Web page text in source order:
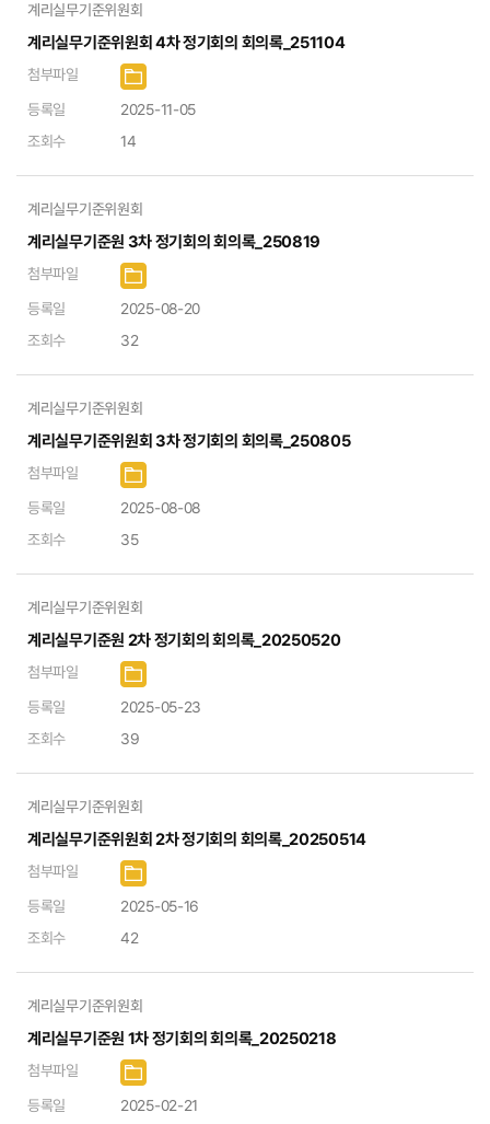
계리실무기준위원회
계리실무기준위원회 4차 정기회의 회의록_251104
첨부파일
등록일
2025-11-05
조회수
14
계리실무기준위원회
계리실무기준원 3차 정기회의 회의록_250819
첨부파일
등록일
2025-08-20
조회수
32
계리실무기준위원회
계리실무기준위원회 3차 정기회의 회의록_250805
첨부파일
등록일
2025-08-08
조회수
35
계리실무기준위원회
계리실무기준원 2차 정기회의 회의록_20250520
첨부파일
등록일
2025-05-23
조회수
39
계리실무기준위원회
계리실무기준위원회 2차 정기회의 회의록_20250514
첨부파일
등록일
2025-05-16
조회수
42
계리실무기준위원회
계리실무기준원 1차 정기회의 회의록_20250218
첨부파일
등록일
2025-02-21